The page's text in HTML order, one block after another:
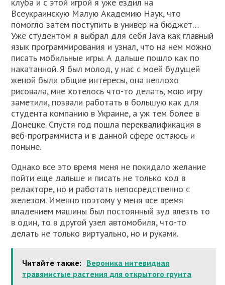
Всеукраинскую Малую Академию Наук, что
помогло затем поступить в универ на бюджет…
Уже студентом я выбрал для себя Java как главный
язык программирования и узнал, что на нем можно
писать мобильные игры. А дальше пошло как по
накатанной. Я был молод, у нас с моей будущей
женой были общие интересы, она неплохо
рисовала, мне хотелось что-то делать, мою игру
заметили, позвали работать в большую как для
студента компанию в Украине, а уж тем более в
Донецке. Спустя год пошла переквалификация в
веб-программиста и в данной сфере остаюсь и
поныне.
Однако все это время меня не покидало желание
пойти еще дальше и писать не только код в
редакторе, но и работать непосредственно с
железом. Именно поэтому у меня все время
владением машины был постоянный зуд влезть то
в один, то в другой узел автомобиля, что-то
делать не только виртуально, но и руками.
Читайте также: Вероника нитевидная
травянистые растения для открытого грунта